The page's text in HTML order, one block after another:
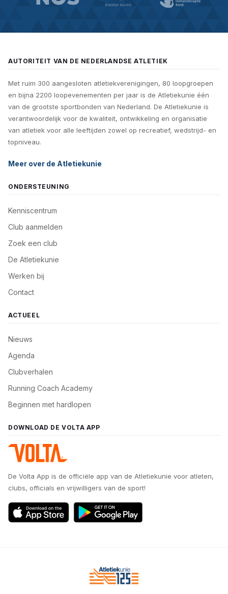
AUTORITEIT VAN DE NEDERLANDSE ATLETIEK
Met ruim 300 aangesloten atletiekverenigingen, 80 loopgroepen
en bijna 2200 loopevenementen per jaar is de Atletiekunie één
van de grootste sportbonden van Nederland. De Atletiekunie is
verantwoordelijk voor de kwaliteit, ontwikkeling en organisatie
van atletiek voor alle leeftijden zowel op recreatief, wedstrijd- en
topniveau.
Meer over de Atletiekunie
ONDERSTEUNING
Kenniscentrum
Club aanmelden
Zoek een club
De Atletiekunie
Werken bij
Contact
ACTUEEL
Nieuws
Agenda
Clubverhalen
Running Coach Academy
Beginnen met hardlopen
DOWNLOAD DE VOLTA APP
De Volta App is de officiële app van de Atletiekunie voor atleten,
clubs, officials en vrijwilligers van de sport!